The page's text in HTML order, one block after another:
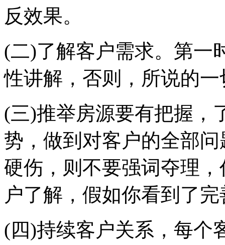
反效果。
(二)了解客户需求。第一
性讲解，否则，所说的
(三)推举房源要有把握，
势，做到对客户的全部
硬伤，则不要强词夺理
户了解，假如你看到了
(四)持续客户关系，每个